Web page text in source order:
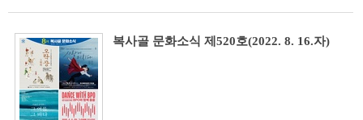
복사골 문화소식 제520호(2022. 8. 16.자)